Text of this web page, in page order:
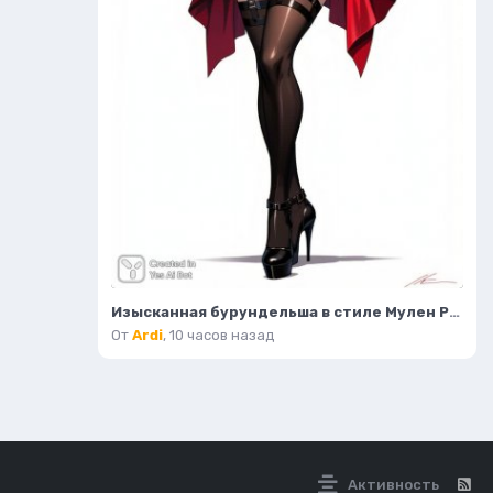
Изысканная бурундельша в стиле Мулен Руж: завораживающая мода и красота. Генерация из нейронной сети Flux 1
От Ardi, 10 часов назад
Активность